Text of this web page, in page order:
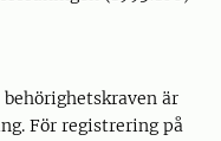
är
För registrering på